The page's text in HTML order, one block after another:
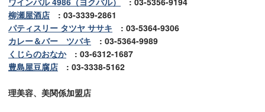
柳瀬屋酒店
: 03-3339-2861
パティスリー タツヤ ササキ
: 03-5364-9306
カレー＆バー ツバキ
: 03-5364-9989
くじらのおなか
: 03-6312-1687
豊島屋豆腐店
: 03-3338-5162
理美容、美関係加盟店